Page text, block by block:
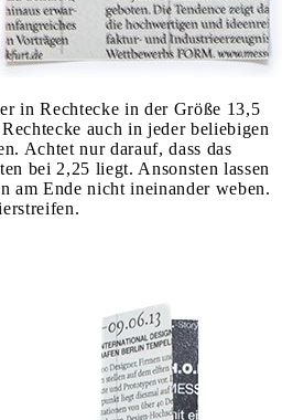
in Rechtecke in der Größe 13,5
auch in jeder beliebigen
Achtet nur darauf, dass das
bei 2,25 liegt. Ansonsten lassen
am Ende nicht ineinander weben.